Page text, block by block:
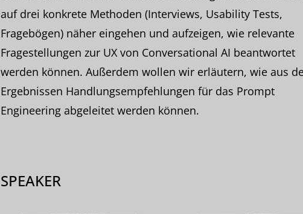
auf drei konkrete Methoden (Interviews, Usability Tests,
Fragebögen) näher eingehen und aufzeigen, wie relevante
Fragestellungen zur UX von Conversational AI beantwortet
werden können. Außerdem wollen wir erläutern, wie aus
Ergebnissen Handlungsempfehlungen für das Prompt
Engineering abgeleitet werden können.
SPEAKER